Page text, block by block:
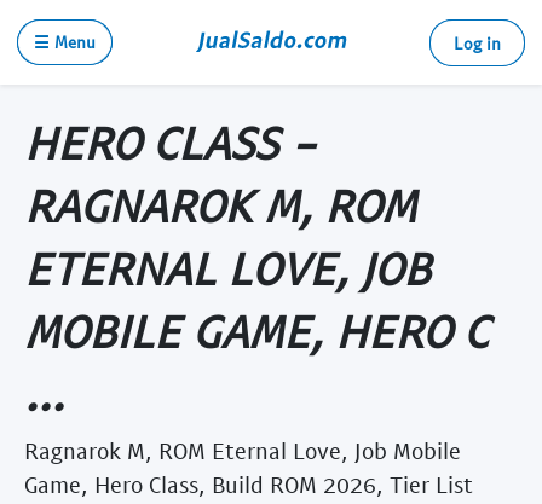
☰ Menu Log in
HERO CLASS -
RAGNAROK M, ROM
ETERNAL LOVE, JOB
MOBILE GAME, HERO C
...
Ragnarok M, ROM Eternal Love, Job Mobile
Game, Hero Class, Build ROM 2026, Tier List